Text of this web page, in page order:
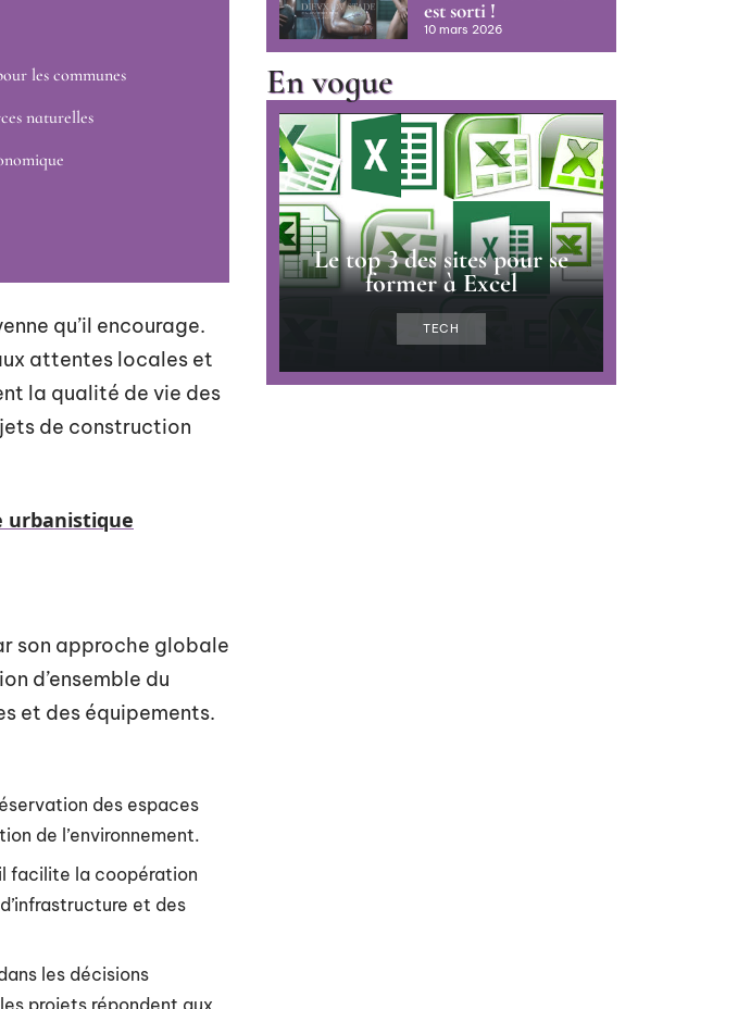
les communes
naturelles
qu’il encourage.
attentes locales et
la qualité de vie des
de construction
urbanistique
son approche globale
d’ensemble du
et des équipements.
des espaces
de l’environnement.
facilite la coopération
et des
les décisions
projets répondent aux
est sorti !
10 mars 2026
En vogue
Le top 3 des sites pour se
former à Excel
TECH